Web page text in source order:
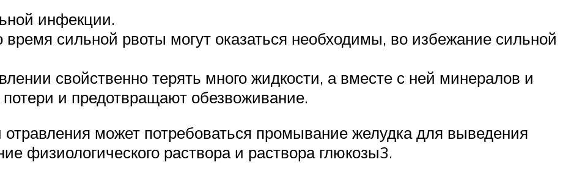
инфекции.
сильной рвоты могут оказаться необходимы, во избежание сильной
свойственно терять много жидкости, а вместе с ней минералов и
и предотвращают обезвоживание.
отравления может потребоваться промывание желудка для выведения
физиологического раствора и раствора глюкозы3.